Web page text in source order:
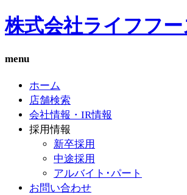
株式会社ライフフ
menu
ホーム
店舗検索
会社情報・IR情報
採用情報
新卒採用
中途採用
アルバイト･パート
お問い合わせ